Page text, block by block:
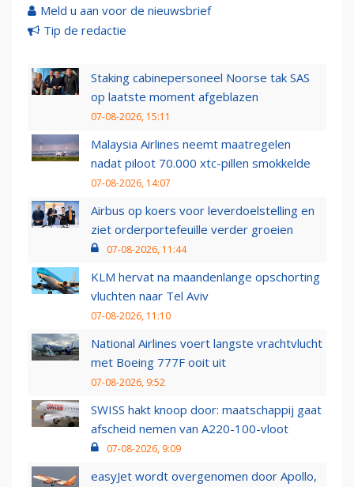
Meld u aan voor de nieuwsbrief
Tip de redactie
Staking cabinepersoneel Noorse tak SAS
op laatste moment afgeblazen
07-08-2026, 15:11
Malaysia Airlines neemt maatregelen
nadat piloot 70.000 xtc-pillen smokkelde
07-08-2026, 14:07
Airbus op koers voor leverdoelstelling en
ziet orderportefeuille verder groeien
07-08-2026, 11:44
KLM hervat na maandenlange opschorting
vluchten naar Tel Aviv
07-08-2026, 11:10
National Airlines voert langste vrachtvlucht
met Boeing 777F ooit uit
07-08-2026, 9:52
SWISS hakt knoop door: maatschappij gaat
afscheid nemen van A220-100-vloot
07-08-2026, 9:09
easyJet wordt overgenomen door Apollo,